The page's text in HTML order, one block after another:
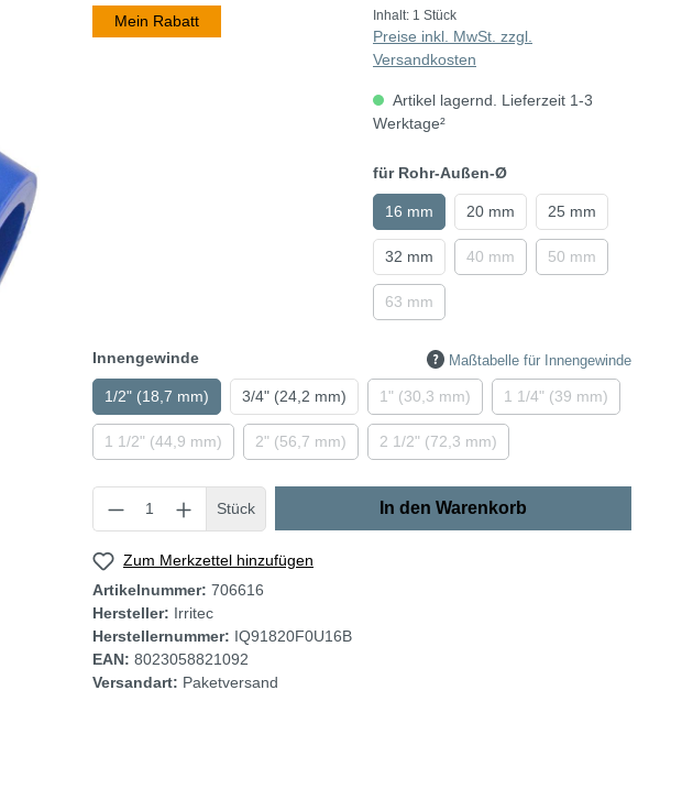
Mein Rabatt Inhalt: 1 Stück
Preise inkl. MwSt. zzgl.
Versandkosten
Artikel lagernd. Lieferzeit 1-3
Werktage²
für Rohr-Außen-Ø
16 mm 20 mm 25 mm
32 mm 40 mm 50 mm
63 mm
Innengewinde Maßtabelle für Innengewinde
1/2" (18,7 mm) 3/4" (24,2 mm) 1" (30,3 mm) 1 1/4" (39 mm)
1 1/2" (44,9 mm) 2" (56,7 mm) 2 1/2" (72,3 mm)
Stück In den Warenkorb
Zum Merkzettel hinzufügen
Artikelnummer: 706616
Hersteller: Irritec
Herstellernummer: IQ91820F0U16B
EAN: 8023058821092
Versandart: Paketversand